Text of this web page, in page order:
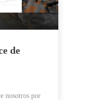
de
nosotros por